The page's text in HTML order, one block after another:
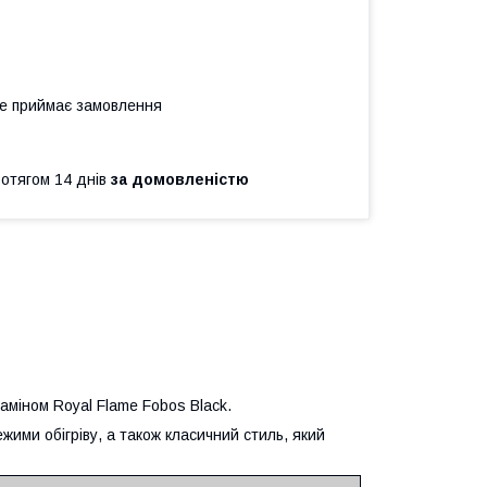
приймає замовлення
14 днів за домовленістю
Royal Flame Fobos Black.
обігріву, а також класичний стиль, який